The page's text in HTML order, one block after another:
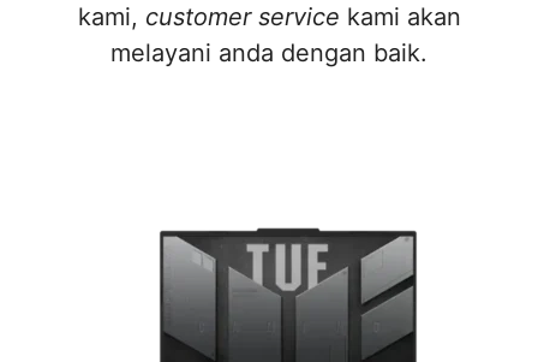
kami, customer service kami akan
melayani anda dengan baik.